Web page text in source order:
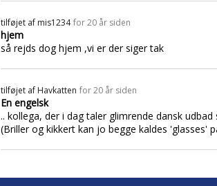
tilføjet af mis1234 for 20 år siden
hjem
så rejds dog hjem ,vi er der siger tak
tilføjet af Havkatten for 20 år siden
En engelsk
.. kollega, der i dag taler glimrende dansk
(Briller og kikkert kan jo begge kaldes 'glasses'